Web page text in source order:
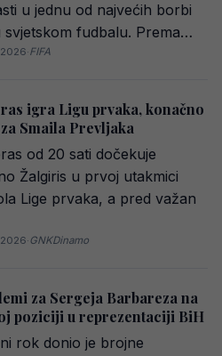
u jednu od najvećih borbi
svjetskom fudbalu. Prema…
·FIFA
igra Ligu prvaka, konačno
Smaila Prevljaka
od 20 sati dočekuje
Žalgiris u prvoj utakmici
Lige prvaka, a pred važan
·GNKDinamo
za Sergeja Barbareza na
poziciji u reprezentaciji BiH
rok donio je brojne